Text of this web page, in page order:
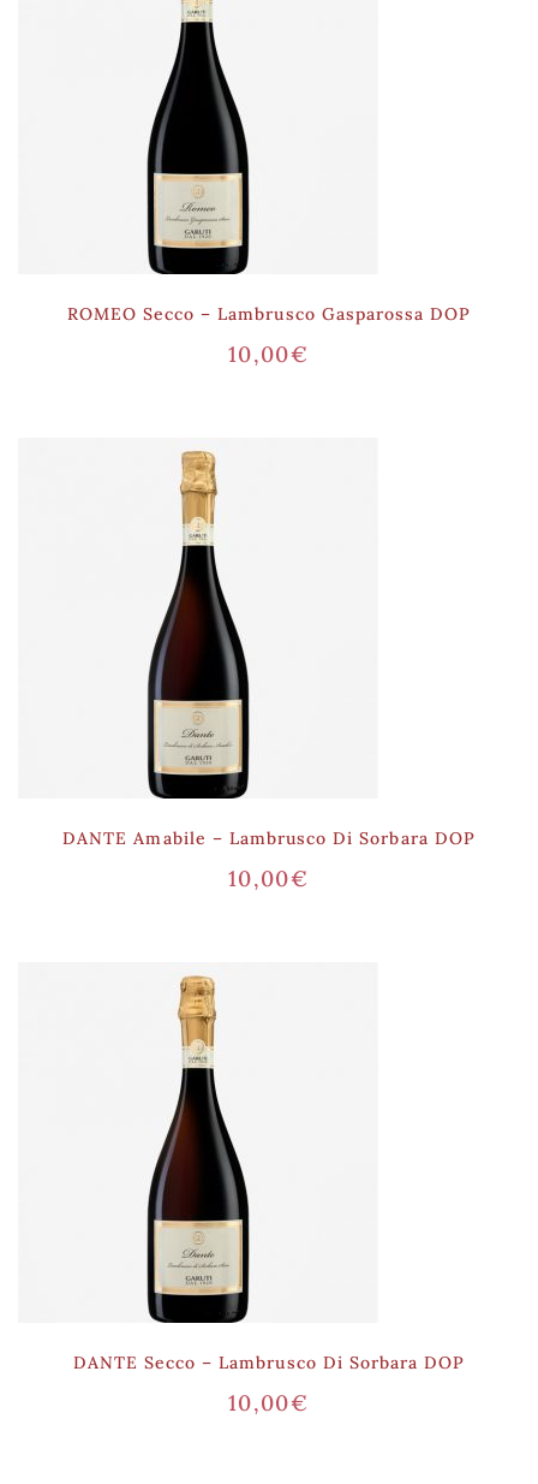
ROMEO Secco – Lambrusco Gasparossa DOP
10,00€
DANTE Amabile – Lambrusco Di Sorbara DOP
10,00€
DANTE Secco – Lambrusco Di Sorbara DOP
10,00€